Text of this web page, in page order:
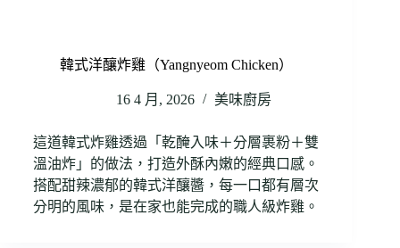
韓式洋釀炸雞（Yangnyeom Chicken）
16 4 月, 2026 美味廚房
這道韓式炸雞透過「乾醃入味＋分層裹粉＋雙
溫油炸」的做法，打造外酥內嫩的經典口感。
搭配甜辣濃郁的韓式洋釀醬，每一口都有層次
分明的風味，是在家也能完成的職人級炸雞。